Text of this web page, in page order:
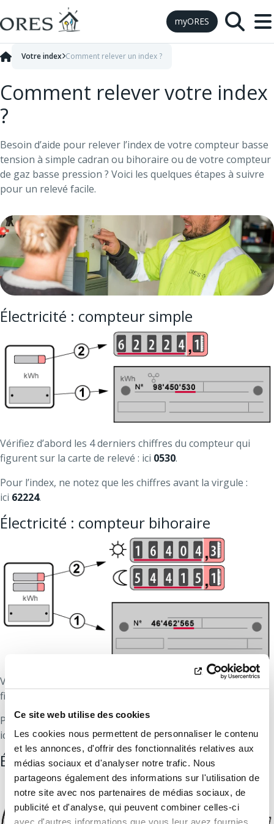
Ce site web utilise des cookies
Les cookies nous permettent de personnaliser le contenu
et les annonces, d'offrir des fonctionnalités relatives aux
médias sociaux et d'analyser notre trafic. Nous
partageons également des informations sur l'utilisation de
notre site avec nos partenaires de médias sociaux, de
publicité et d'analyse, qui peuvent combiner celles-ci
avec d'autres informations que vous leur avez fournies
Skip to Content
myORES
Comment relever votre index
?
Besoin d’aide pour relever l’index de votre compteur basse
tension à simple cadran ou bihoraire ou de votre compteur
de gaz basse pression ? Voici les quelques étapes à suivre
pour un relevé facile.
Votre index Comment relever un index ?
Électricité : compteur simple
Vérifiez d’abord les 4 derniers chiffres du compteur qui
figurent sur la carte de relevé : ici 0530.
Pour l’index, ne notez que les chiffres avant la virgule :
ici 62224.
Électricité : compteur bihoraire
Vérifiez d’abord les 4 derniers chiffres du compteur qui
figurent sur la carte de relevé : ici
Pour l’index, ne notez que les chiffres avant la virgule :
ici
16404pour l’index de jour et54415pour l’index de nuit.
Électricité : ancien compteur à horloge